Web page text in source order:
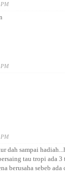
dah sampai
tau tropi ada
berusaha sebeb